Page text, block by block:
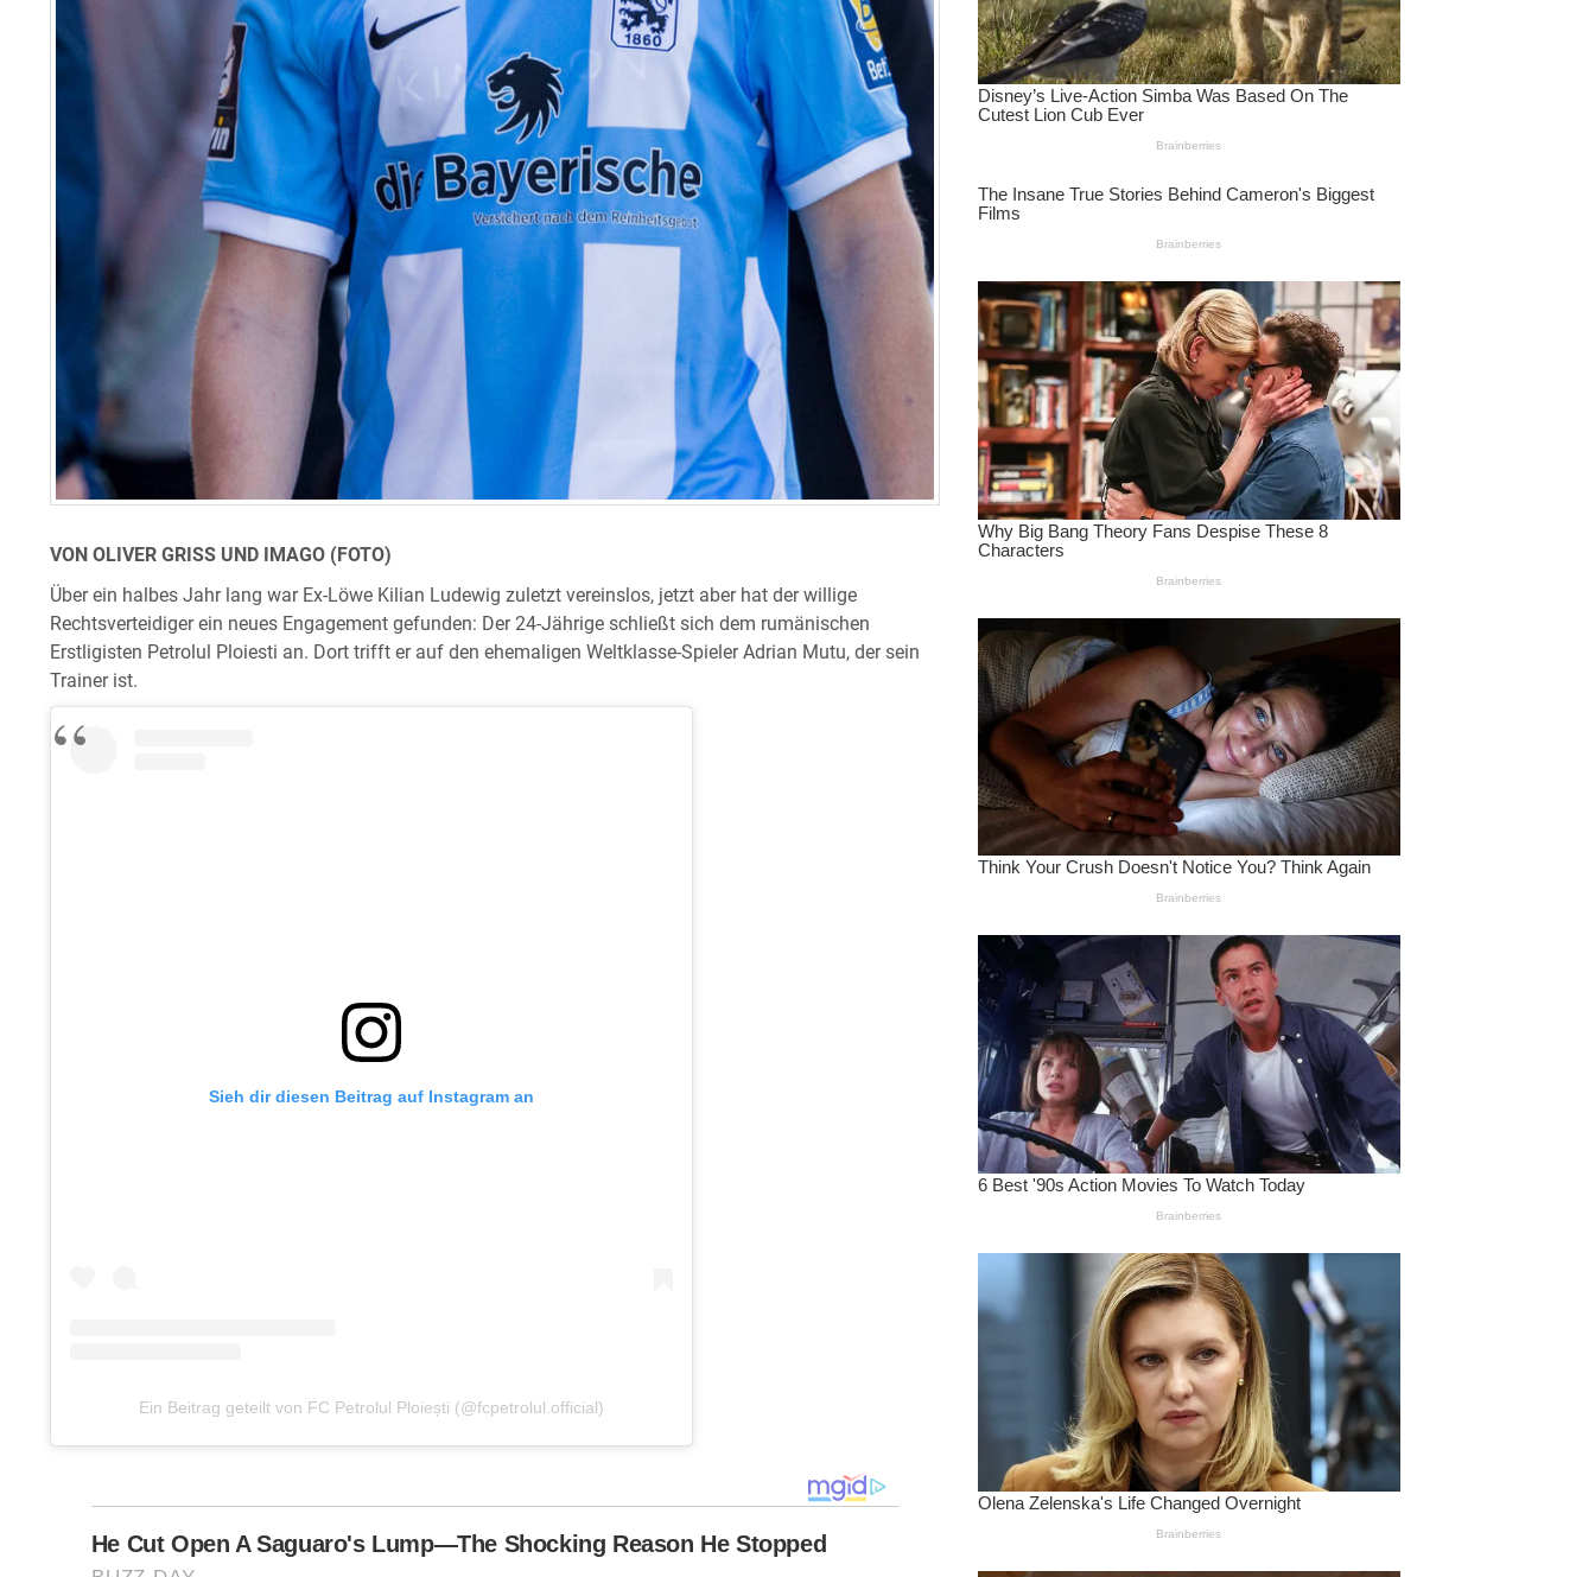
VON OLIVER GRISS UND IMAGO (FOTO)
Über ein halbes Jahr lang war Ex-Löwe Kilian Ludewig zuletzt vereinslos, jetzt aber hat der willige
Rechtsverteidiger ein neues Engagement gefunden: Der 24-Jährige schließt sich dem rumänischen
Erstligisten Petrolul Ploiesti an. Dort trifft er auf den ehemaligen Weltklasse-Spieler Adrian Mutu, der sein
Trainer ist.
Sieh dir diesen Beitrag auf Instagram an
Ein Beitrag geteilt von FC Petrolul Ploiești (@fcpetrolul.official)